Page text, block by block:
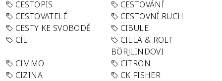
CESTOPIS
CESTOVÁNÍ
CESTOVATELÉ
CESTOVNÍ RUCH
CESTY KE SVOBODĚ
CIBULE
CÍL
CILLA & ROLF
BÖRJLINDOVI
CIMMO
CITRON
CIZINA
CK FISHER